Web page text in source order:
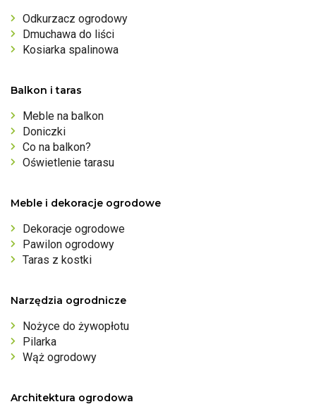
Odkurzacz ogrodowy
Dmuchawa do liści
Kosiarka spalinowa
Balkon i taras
Meble na balkon
Doniczki
Co na balkon?
Oświetlenie tarasu
Meble i dekoracje ogrodowe
Dekoracje ogrodowe
Pawilon ogrodowy
Taras z kostki
Narzędzia ogrodnicze
Nożyce do żywopłotu
Pilarka
Wąż ogrodowy
Architektura ogrodowa